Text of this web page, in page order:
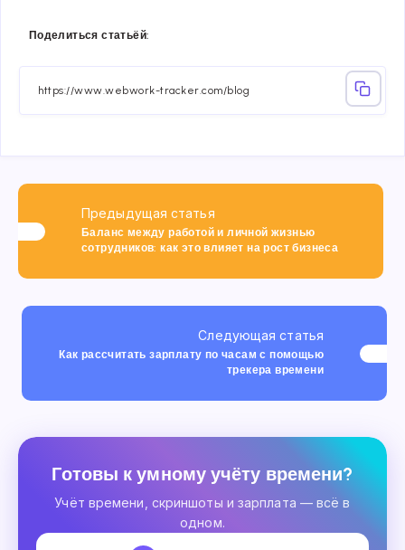
Поделиться статьёй:
Email
Предыдущая статья
Баланс между работой и личной жизнью
сотрудников: как это влияет на рост бизнеса
Следующая статья
Как рассчитать зарплату по часам с помощью
трекера времени
Готовы к умному учёту времени?
Учёт времени, скриншоты и зарплата — всё в
одном.